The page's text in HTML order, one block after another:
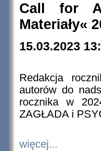
Call for
Materiały«
15.03.2023
Redakcja
autorów do
rocznika w
ZAGŁADA i
więcej...